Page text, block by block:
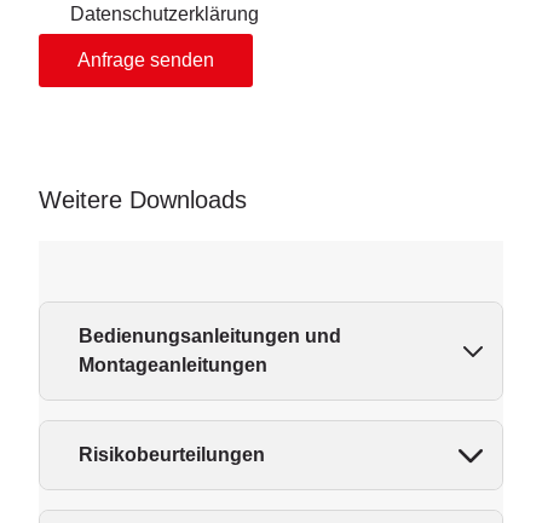
Datenschutzerklärung
Anfrage senden
Weitere Downloads
Bedienungsanleitungen und
Montageanleitungen
Risikobeurteilungen